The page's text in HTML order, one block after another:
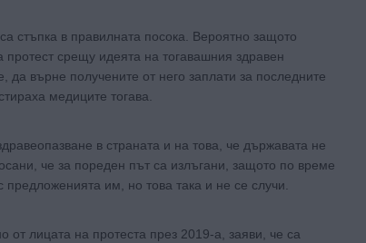
стъпка в правилната посока. Вероятно защото
протест срещу идеята на тогавашния здравен
върне получените от него заплати за последните
медиците тогава.
в страната и на това, че държавата не
че за пореден път са излъгани, защото по време
им, но това така и не се случи.
лицата на протеста през 2019-а, заяви, че са